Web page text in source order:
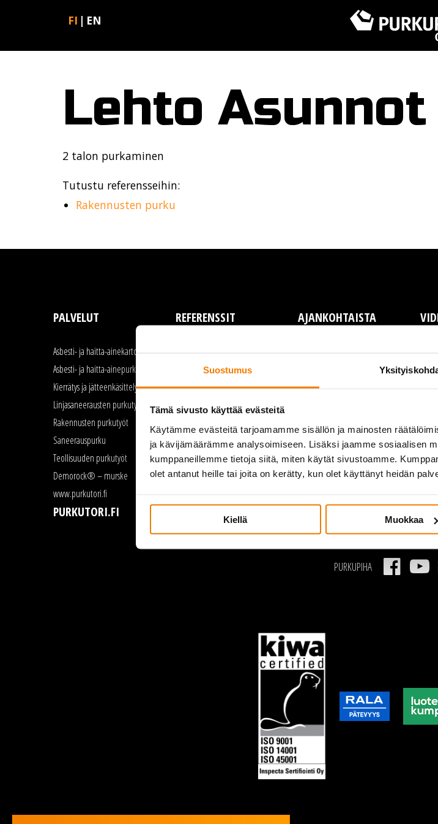
Suostumus
Tämä sivusto käyttää evästeitä
Käytämme evästeitä tarjoamamme sisällön ja mainosten
ja kävijämäärämme analysoimiseen. Lisäksi jaamme sosiaalisen
kumppaneillemme tietoja siitä, miten käytät sivustoamme.
olet antanut heille tai joita on kerätty, kun olet käyttänyt heidän
Kiellä Muokkaa
FI EN
Lehto Asunnot
2 talon purkaminen
Tutustu referensseihin:
Rakennusten purku
PALVELUT
Asbesti- ja haitta-ainekartoitus
Asbesti- ja haitta-ainepurku
Kierrätys ja jätteenkäsittely
Linjasaneerausten purkutyöt
Rakennusten purkutyöt
Saneerauspurku
Teollisuuden purkutyöt
Demorock® – murske
www.purkutori.fi
REFERENSSIT
Linjasaneeraus
Rakennusten purku
Saneerauspurku
AJANKOHTAISTA
PURKUTORI.FI
PURKUPIHA